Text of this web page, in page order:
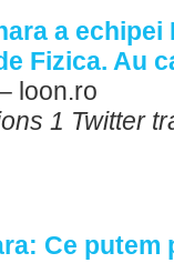
a echipei
Fizica. Au
loon.ro
1 Twitter
Ce putem